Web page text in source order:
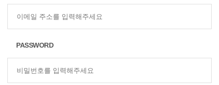
PASSWORD